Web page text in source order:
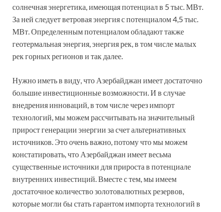
солнечная энергетика, имеющая потенциал в 5 тыс. МВт.
За ней следует ветровая энергия с потенциалом 4,5 тыс.
МВт. Определенным потенциалом обладают также
геотермальная энергия, энергия рек, в том числе малых
рек горных регионов и так далее.
Нужно иметь в виду, что Азербайджан имеет достаточно
большие инвестиционные возможности. И в случае
внедрения инноваций, в том числе через импорт
технологий, мы можем рассчитывать на значительный
прирост генерации энергии за счет альтернативных
источников. Это очень важно, потому что мы можем
констатировать, что Азербайджан имеет весьма
существенные источники для прироста в потенциале
внутренних инвестиций. Вместе с тем, мы имеем
достаточное количество золотовалютных резервов,
которые могли бы стать гарантом импорта технологий в